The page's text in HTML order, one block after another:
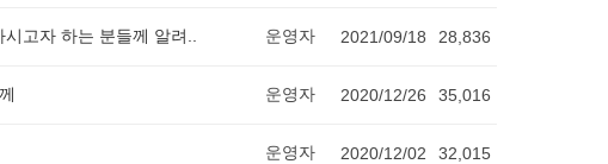
고자 하는 분들께 알려.. 운영자 2021/09/18 28,836
운영자 2020/12/26 35,016
운영자 2020/12/02 32,015